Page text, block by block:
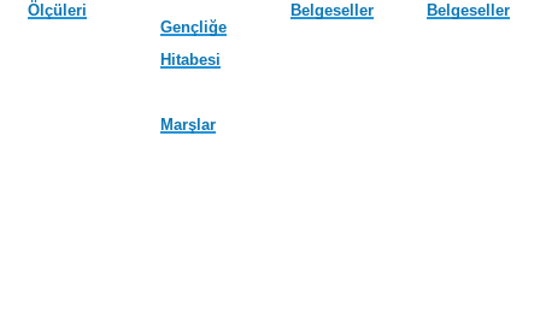
Ölçüleri
Gençliğe
Hitabesi
Marşlar
Belgeseller Belgeseller